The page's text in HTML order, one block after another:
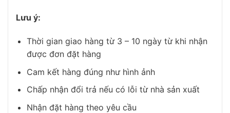
Lưu ý:
Thời gian giao hàng từ 3 – 10 ngày từ khi nhận
được đơn đặt hàng
Cam kết hàng đúng như hình ảnh
Chấp nhận đổi trả nếu có lỗi từ nhà sản xuất
Nhận đặt hàng theo yêu cầu